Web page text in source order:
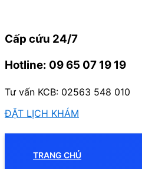
nội
Cấp cứu 24/7
Hotline: 09 65 07 19 19
Tư vấn KCB: 02563 548 010
ĐẶT LỊCH KHÁM
TRANG CHỦ